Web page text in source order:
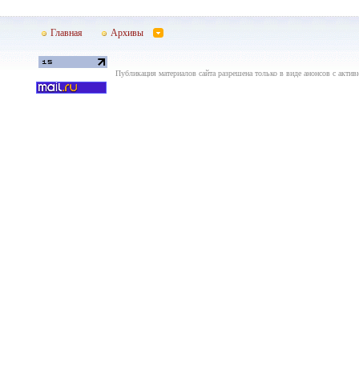
Главная Архивы
Публикация материалов сайта разрешена только в виде анонсов с